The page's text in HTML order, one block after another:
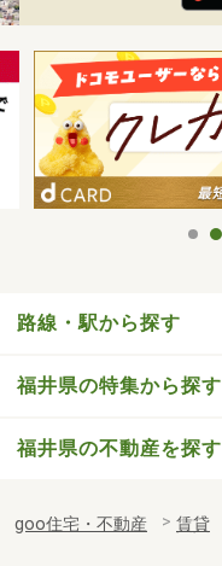
路線・駅から探す
福井県の特集から探す
福井県の不動産を探す
goo住宅・不動産 賃貸